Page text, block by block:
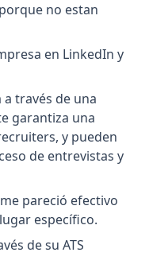
no estan
en LinkedIn y
través de una
garantiza una
y pueden
de entrevistas y
pareció efectivo
específico.
de su ATS